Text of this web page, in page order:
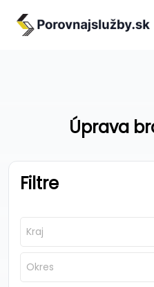
Úprava
Filtre
Kraj
Okres